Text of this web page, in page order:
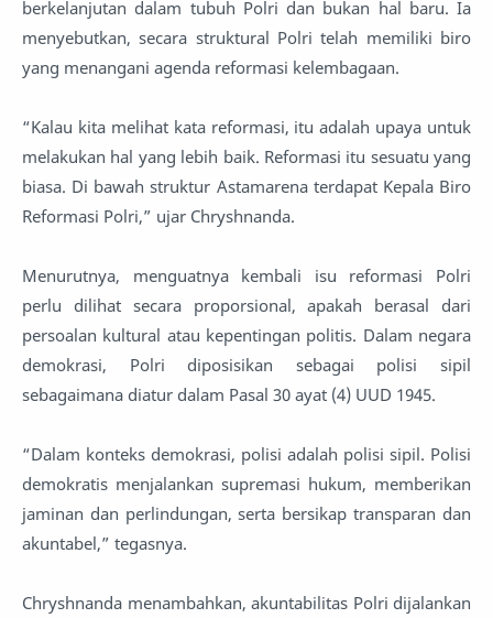
berkelanjutan dalam tubuh Polri dan bukan hal baru. Ia
menyebutkan, secara struktural Polri telah memiliki biro
yang menangani agenda reformasi kelembagaan.
“Kalau kita melihat kata reformasi, itu adalah upaya untuk
melakukan hal yang lebih baik. Reformasi itu sesuatu yang
biasa. Di bawah struktur Astamarena terdapat Kepala Biro
Reformasi Polri,” ujar Chryshnanda.
Menurutnya, menguatnya kembali isu reformasi Polri
perlu dilihat secara proporsional, apakah berasal dari
persoalan kultural atau kepentingan politis. Dalam negara
demokrasi, Polri diposisikan sebagai polisi sipil
sebagaimana diatur dalam Pasal 30 ayat (4) UUD 1945.
“Dalam konteks demokrasi, polisi adalah polisi sipil. Polisi
demokratis menjalankan supremasi hukum, memberikan
jaminan dan perlindungan, serta bersikap transparan dan
akuntabel,” tegasnya.
Chryshnanda menambahkan, akuntabilitas Polri dijalankan